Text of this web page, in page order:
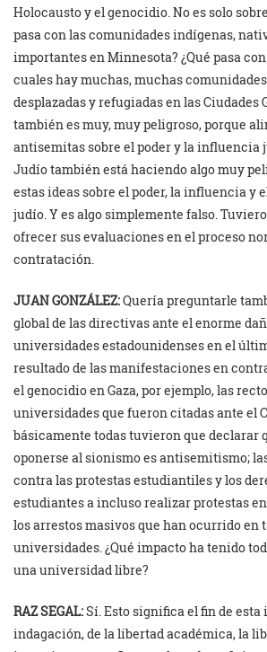
Holocausto y el genocidio. No es solo
pasa con las comunidades indígenas,
importantes en Minnesota? ¿Qué pasa
cuales hay muchas, muchas
desplazadas y refugiadas en las Ciudades
también es muy, muy peligroso, porque
antisemitas sobre el poder y la influencia
Judío también está haciendo algo muy
estas ideas sobre el poder, la influencia y
judío. Y es algo simplemente falso.
ofrecer sus evaluaciones en el proceso
contratación.
JUAN GONZÁLEZ:Quería preguntarle
global de las directivas ante el enorme
universidades estadounidenses en el
resultado de las manifestaciones en
el genocidio en Gaza, por ejemplo, las
universidades que fueron citadas ante el
básicamente todas tuvieron que declarar
oponerse al sionismo es antisemitismo;
contra las protestas estudiantiles y los
estudiantes a incluso realizar protestas
los arrestos masivos que han ocurrido en
universidades. ¿Qué impacto ha tenido
una universidad libre?
RAZ SEGAL:Sí. Esto significa el fin de esta
indagación, de la libertad académica, la